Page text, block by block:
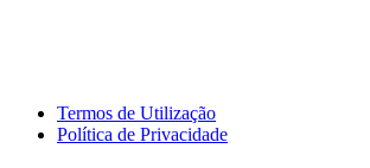
Termos de Utilização
Política de Privacidade